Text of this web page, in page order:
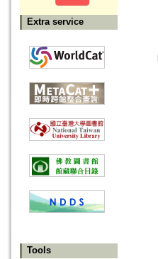
Extra service
Tools